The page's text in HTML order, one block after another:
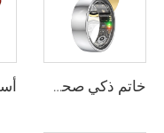
خاتم ذكي صحي جديد لمراقبة ضغط الدم وتشبع الأكسجين في الدم، وتتبع معدل ضربات القلب والنوم، مقاوم للماء وفق المعيار IP68، وبطارية تدوم 7 أيام مناسب للرياضة